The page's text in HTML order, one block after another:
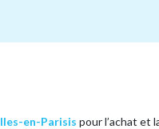
en-Parisis pour l’achat et